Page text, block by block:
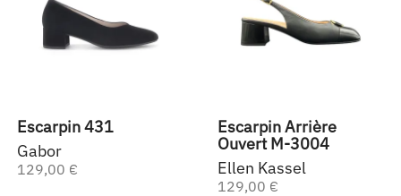
Escarpin 431
Gabor
129,00 €
Escarpin Arrière
Ouvert M-3004
Ellen Kassel
129,00 €